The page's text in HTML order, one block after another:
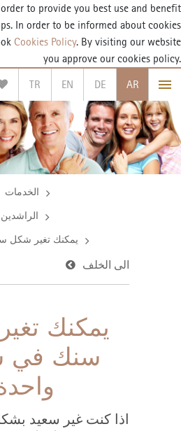
to provide you best use and benefit
In order to be informed about cookies
Cookies Policy. By visiting our website
you approve our cookies policy.
TR
EN DE AR
الخدمات
الراشدين
يمكنك تغير شكل
الى الخلف
يمكنك
سنك في
اذا كنت غير سعيد